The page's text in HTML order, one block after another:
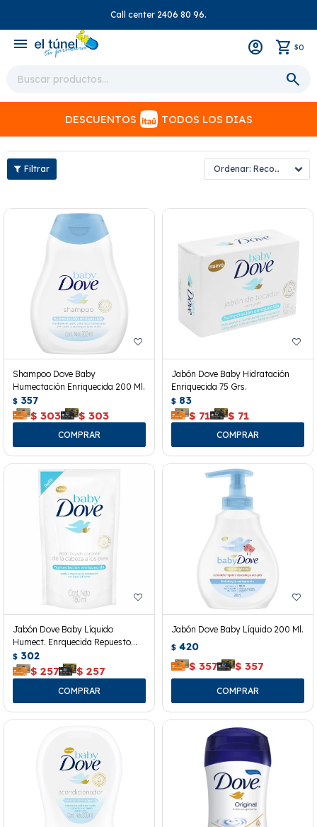
Call center 2406 80 96.
menu $0
DESCUENTOS TODOS LOS DIAS
Recomendados
Shampoo Dove Baby
Humectación Enriquecida 200 Ml.
$ 357
$ 303 $ 303
Jabón Dove Baby Hidratación
Enriquecida 75 Grs.
$ 83
$ 71 $ 71
Jabón Dove Baby Líquido
Humect. Enrquecida Repuesto
180 Ml.
$ 302
$ 257 $ 257
Jabón Dove Baby Líquido 200 Ml.
$ 420
$ 357 $ 357
close